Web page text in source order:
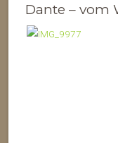
Dante – vom